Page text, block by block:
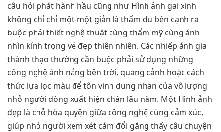
câu hỏi phát hành hầu cũng như Hình ảnh gai xinh
không chỉ chỉ một-một giản là thẩm du bên cạnh ra
buộc phải thiết nghệ thuật cùng thẩm mỹ cùng ánh
nhìn kính trọng vẻ đẹp thiên nhiên. Các nhiếp ảnh gia
thành thạo thường cần buộc phải sử dụng những
công nghệ ánh nắng bên trời, quang cảnh hoặc cách
thức lựa lọc màu để tôn vinh dung nhan của vô lượng
nhỏ người dòng xuất hiện chân lâu năm. Một Hình ảnh
đẹp là chỗ hòa quyện giữa công nghệ cùng cảm xúc,
giúp nhỏ người xem xét cảm đổi gắng thấy câu chuyện